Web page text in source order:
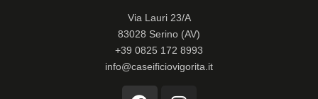
Via Lauri 23/A
83028 Serino (AV)
+39 0825 172 8993
info@caseificiovigorita.it
F
I